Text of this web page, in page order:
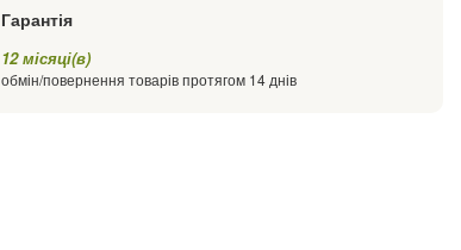
Гарантія
12 місяці(в)
обмін/повернення товарів протягом 14 днів